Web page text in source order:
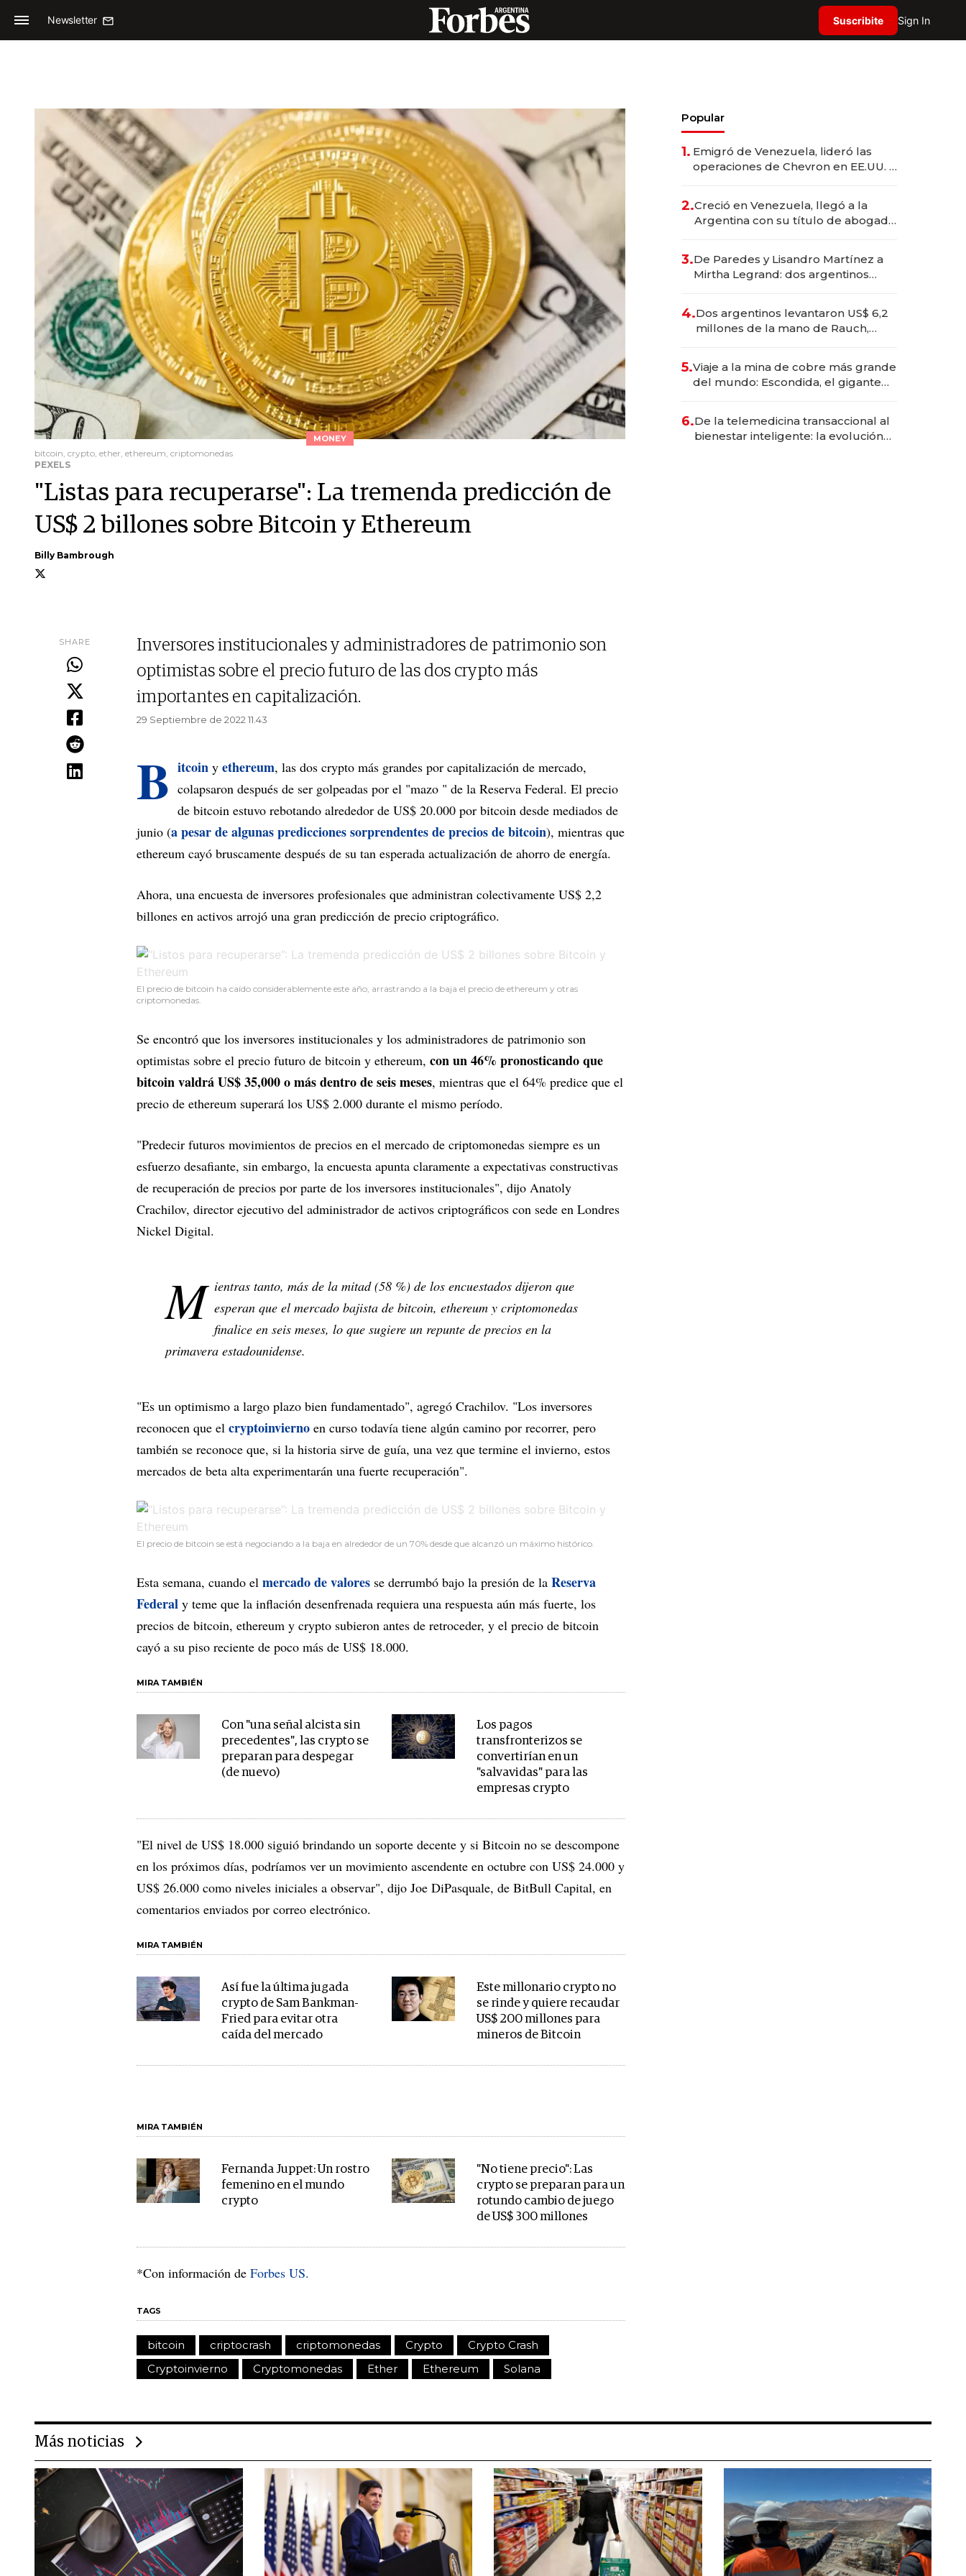
Newsletter Suscribite Sign In
MONEY
bitcoin, crypto, ether, ethereum, criptomonedas
PEXELS
"Listas para recuperarse": La tremenda predicción de
US$ 2 billones sobre Bitcoin y Ethereum
Billy Bambrough
SHARE
Inversores institucionales y administradores de patrimonio son
optimistas sobre el precio futuro de las dos crypto más
importantes en capitalización.
29 Septiembre de 2022 11.43
B itcoin y ethereum, las dos crypto más grandes por capitalización de mercado,
colapsaron después de ser golpeadas por el "mazo " de la Reserva Federal. El precio
de bitcoin estuvo rebotando alrededor de US$ 20.000 por bitcoin desde mediados de
junio (a pesar de algunas predicciones sorprendentes de precios de bitcoin), mientras que
ethereum cayó bruscamente después de su tan esperada actualización de ahorro de energía.
Ahora, una encuesta de inversores profesionales que administran colectivamente US$ 2,2
billones en activos arrojó una gran predicción de precio criptográfico.
El precio de bitcoin ha caído considerablemente este año, arrastrando a la baja el precio de ethereum y otras
criptomonedas.
Se encontró que los inversores institucionales y los administradores de patrimonio son
optimistas sobre el precio futuro de bitcoin y ethereum, con un 46% pronosticando que
bitcoin valdrá US$ 35,000 o más dentro de seis meses, mientras que el 64% predice que el
precio de ethereum superará los US$ 2.000 durante el mismo período.
"Predecir futuros movimientos de precios en el mercado de criptomonedas siempre es un
esfuerzo desafiante, sin embargo, la encuesta apunta claramente a expectativas constructivas
de recuperación de precios por parte de los inversores institucionales", dijo Anatoly
Crachilov, director ejecutivo del administrador de activos criptográficos con sede en Londres
Nickel Digital.
M ientras tanto, más de la mitad (58 %) de los encuestados dijeron que
esperan que el mercado bajista de bitcoin, ethereum y criptomonedas
finalice en seis meses, lo que sugiere un repunte de precios en la
primavera estadounidense.
"Es un optimismo a largo plazo bien fundamentado", agregó Crachilov. "Los inversores
reconocen que el cryptoinvierno en curso todavía tiene algún camino por recorrer, pero
también se reconoce que, si la historia sirve de guía, una vez que termine el invierno, estos
mercados de beta alta experimentarán una fuerte recuperación".
El precio de bitcoin se está negociando a la baja en alrededor de un 70% desde que alcanzó un máximo histórico.
Esta semana, cuando el mercado de valores se derrumbó bajo la presión de la Reserva
Federal y teme que la inflación desenfrenada requiera una respuesta aún más fuerte, los
precios de bitcoin, ethereum y crypto subieron antes de retroceder, y el precio de bitcoin
cayó a su piso reciente de poco más de US$ 18.000.
MIRA TAMBIÉN
Con "una señal alcista sin
precedentes", las crypto se
preparan para despegar
(de nuevo)
Los pagos
transfronterizos se
convertirían en un
"salvavidas" para las
empresas crypto
"El nivel de US$ 18.000 siguió brindando un soporte decente y si Bitcoin no se descompone
en los próximos días, podríamos ver un movimiento ascendente en octubre con US$ 24.000 y
US$ 26.000 como niveles iniciales a observar", dijo Joe DiPasquale, de BitBull Capital, en
comentarios enviados por correo electrónico.
MIRA TAMBIÉN
Así fue la última jugada
crypto de Sam Bankman-
Fried para evitar otra
caída del mercado
Este millonario crypto no
se rinde y quiere recaudar
US$ 200 millones para
mineros de Bitcoin
MIRA TAMBIÉN
Fernanda Juppet: Un rostro
femenino en el mundo
crypto
"No tiene precio": Las
crypto se preparan para un
rotundo cambio de juego
de US$ 300 millones
*Con información de Forbes US.
TAGS
bitcoin criptocrash criptomonedas Crypto
Crypto Crash
Cryptoinvierno
Cryptomonedas Ether Ethereum Solana
Popular
1. Emigró de Venezuela, lideró las
operaciones de Chevron en EE.UU. y
2.Creció en Venezuela, llegó a la
Argentina con su título de abogado
marcas "fast premium"
3.De Paredes y Lisandro Martínez a
Mirtha Legrand: dos argentinos
deportivo y el cuidado corporal
4.Dos argentinos levantaron US$ 6,2
millones de la mano de Rauch,
5.Viaje a la mina de cobre más grande
del mundo: Escondida, el gigante
6.De la telemedicina transaccional al
bienestar inteligente: la evolución
Más noticias